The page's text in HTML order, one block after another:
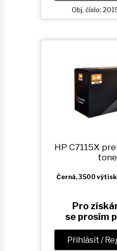
Obj. číslo:
HP C7115X
Černá, 3500
Pro
se prosím
Přihlásit /